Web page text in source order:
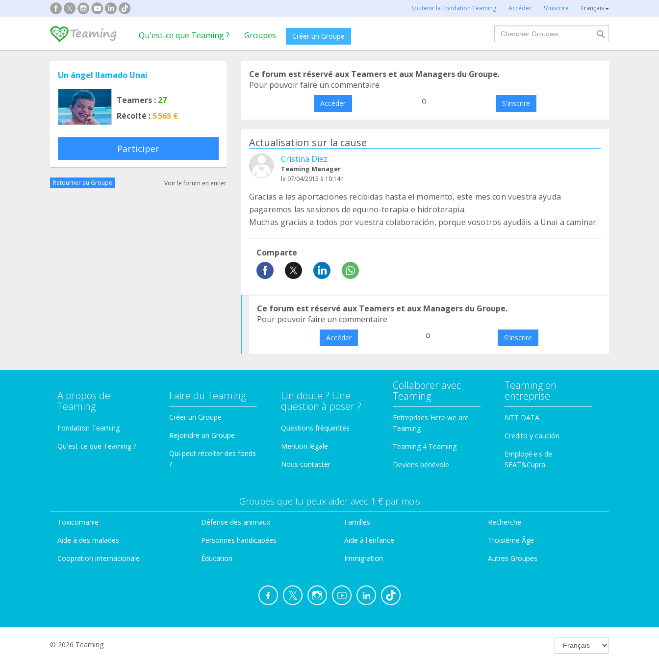
Soutenir la Fondation Teaming Accéder S'inscrire Français
Qu'est-ce que Teaming ? Groupes Créer un Groupe
Chercher
Un ángel llamado Unai
Teamers : 27
Récolté : 5 565 €
Participer
Retourner au Groupe Voir le forum en entier
Ce forum est réservé aux Teamers et aux Managers du Groupe.
Pour pouvoir faire un commentaire
Accéder o S'inscrire
Actualisation sur la cause
Cristina Diez
Teaming Manager
le 07/04/2015 à 10:14h
Gracias a las aportaciones recibidas hasta el momento, este mes con vuestra ayuda
pagaremos las sesiones de equino-terapia e hidroterapia.
Muchas gracias a todos por vuestra colaboración, porque vosotros ayudáis a Unai a caminar.
Comparte
Ce forum est réservé aux Teamers et aux Managers du Groupe.
Pour pouvoir faire un commentaire
Accéder o S'inscrire
A propos de
Teaming
Fondation Teaming
Qu'est-ce que Teaming ?
Faire du Teaming
Créer un Groupe
Rejoindre un Groupe
Qui peut récolter des fonds
?
Un doute ? Une
question à poser ?
Questions fréquentes
Mention légale
Nous contacter
Collaborer avec
Teaming
Entreprises Here we are
Teaming
Teaming 4 Teaming
Deviens bénévole
Teaming en
entreprise
NTT DATA
Credito y caución
Employé·e·s de
SEAT&Cupra
Groupes que tu peux aider avec 1 € par mois
Toxicomanie
Aide à des malades
Coopration internacionale
Défense des animaux
Personnes handicapées
Éducation
Familles
Aide à l'enfance
Immigration
Recherche
Troisième Âge
Autres Groupes
© 2026 Teaming